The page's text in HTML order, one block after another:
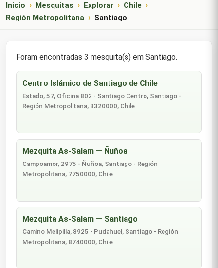
Inicio Mesquitas Explorar
Chile
Región Metropolitana
Santiago
Foram encontradas 3 mesquita(s) em Santiago.
Centro Islámico de Santiago de Chile
Estado, 57, Oficina 802 - Santiago Centro, Santiago -
Región Metropolitana, 8320000, Chile
Mezquita As-Salam — Ñuñoa
Campoamor, 2975 - Ñuñoa, Santiago - Región
Metropolitana, 7750000, Chile
Mezquita As-Salam — Santiago
Camino Melipilla, 8925 - Pudahuel, Santiago - Región
Metropolitana, 8740000, Chile